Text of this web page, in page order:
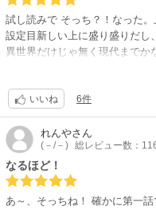
関連リンク】
公式サイト「デッドマウント
試し読みで そっち？！なった
設定目新しい上に盛り盛りだし
異世界だけじゃ無く現代までか
たが、それ以上に逆さまに吊
ワチャっとしたやり取りに笑
て、派手な厨二感が私的に偏差
ン)さんです。好きじゃ無い点は
でもこのお話、この方の作画だ
る分４巻まで読みました。主人
いいね 6件
れんやさん
(－/－) 総レビュー数：
なるほど！
あ～、そっちね！ 確かに第一